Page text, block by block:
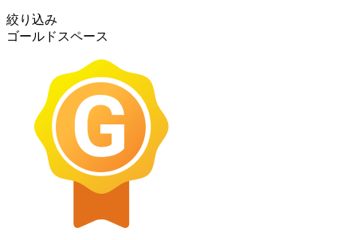
絞り込み
ゴールドスペース